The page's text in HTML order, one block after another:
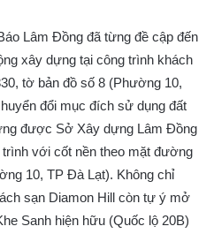
Lâm Đồng đã từng đề cập đến
xây dựng tại công trình khách
tờ bản đồ số 8 (Phường 10,
đổi mục đích sử dụng đất
được Sở Xây dựng Lâm Đồng
với cốt nền theo mặt đường
10, TP Đà Lạt). Không chỉ
sạn Diamon Hill còn tự ý mở
Sanh hiện hữu (Quốc lộ 20B)